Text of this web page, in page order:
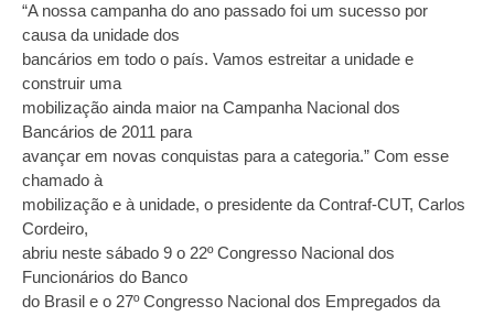
“A nossa campanha do ano passado foi um sucesso por
causa da unidade dos
bancários em todo o país. Vamos estreitar a unidade e
construir uma
mobilização ainda maior na Campanha Nacional dos
Bancários de 2011 para
avançar em novas conquistas para a categoria.” Com esse
chamado à
mobilização e à unidade, o presidente da Contraf-CUT, Carlos
Cordeiro,
abriu neste sábado 9 o 22º Congresso Nacional dos
Funcionários do Banco
do Brasil e o 27º Congresso Nacional dos Empregados da